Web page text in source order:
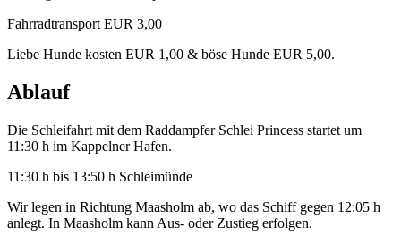
Fahrradtransport EUR 3,00
Liebe Hunde kosten EUR 1,00 & böse Hunde EUR 5,00.
Ablauf
Die Schleifahrt mit dem Raddampfer Schlei Princess startet um
11:30 h im Kappelner Hafen.
11:30 h bis 13:50 h Schleimünde
Wir legen in Richtung Maasholm ab, wo das Schiff gegen 12:05 h
anlegt. In Maasholm kann Aus- oder Zustieg erfolgen.